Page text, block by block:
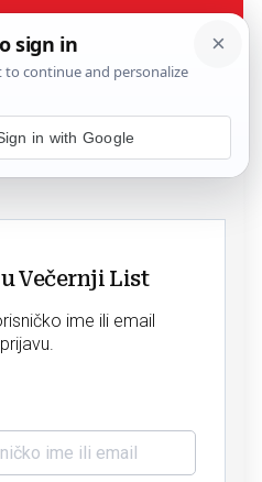
Večernji List
ime ili email
in with Google